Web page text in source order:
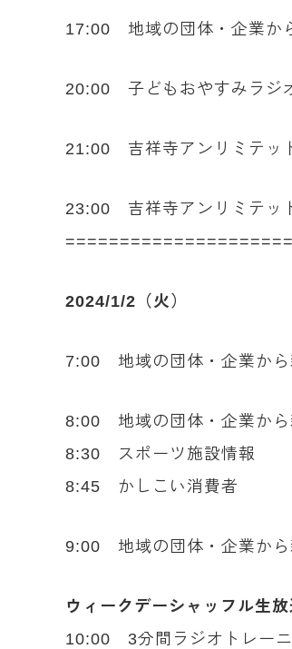
17:00 地域の団体・企業か
20:00 子どもおやすみラジ
21:00 吉祥寺アンリミテッ
23:00 吉祥寺アンリミテッ
2024/1/2（火）
7:00 地域の団体・企業か
8:00 地域の団体・企業か
8:30 スポーツ施設情報
8:45 かしこい消費者
9:00 地域の団体・企業か
ウィークデーシャッフル生
10:00 3分間ラジオトレー